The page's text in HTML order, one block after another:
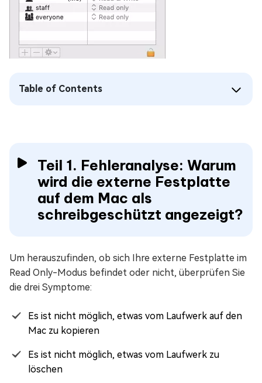
Table of Contents
Teil 1. Fehleranalyse: Warum
wird die externe Festplatte
auf dem Mac als
schreibgeschützt angezeigt?
Um herauszufinden, ob sich Ihre externe Festplatte im
Read Only-Modus befindet oder nicht, überprüfen Sie
die drei Symptome:
Es ist nicht möglich, etwas vom Laufwerk auf den
Mac zu kopieren
Es ist nicht möglich, etwas vom Laufwerk zu
löschen